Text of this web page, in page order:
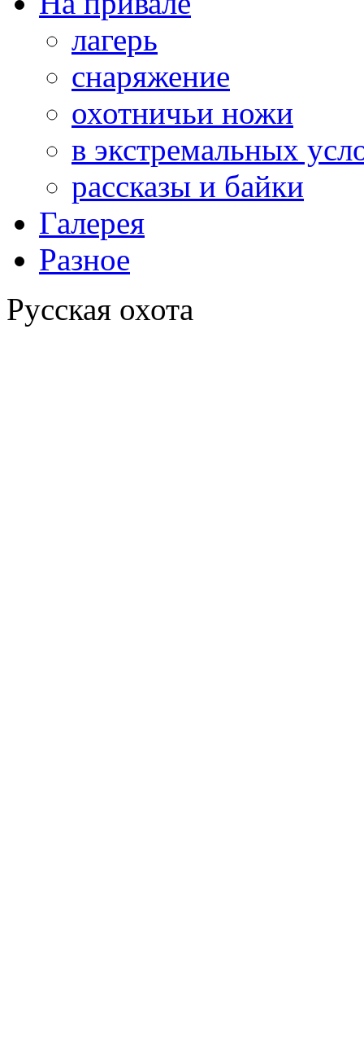
лагерь
снаряжение
охотничьи ножи
в экстремальных
рассказы и байки
Галерея
Разное
Русская охота